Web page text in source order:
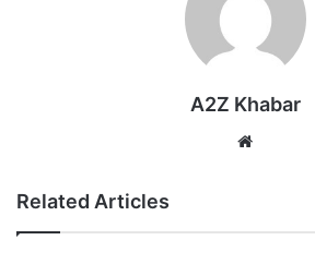
A2Z Khabar
Related Articles